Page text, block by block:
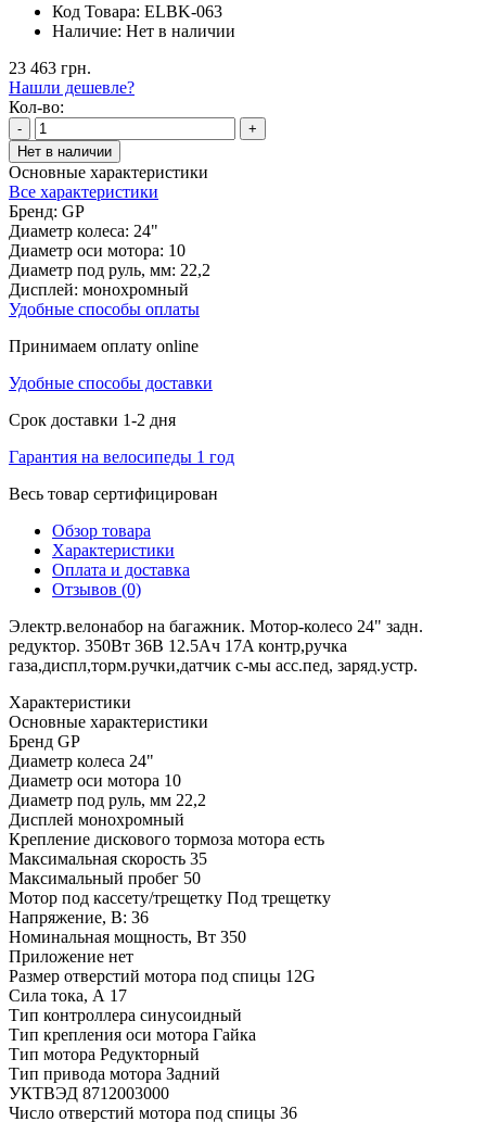
Код Товара: ELBK-063
Наличие: Нет в наличии
23 463 грн.
Нашли дешевле?
Кол-во:
-
+
Нет в наличии
Основные характеристики
Все характеристики
Бренд: GP
Диаметр колеса: 24"
Диаметр оси мотора: 10
Диаметр под руль, мм: 22,2
Дисплей: монохромный
Удобные способы оплаты
Принимаем оплату online
Удобные способы доставки
Срок доставки 1-2 дня
Гарантия на велосипеды 1 год
Весь товар сертифицирован
Обзор товара
Характеристики
Оплата и доставка
Отзывов (0)
Электр.велонабор на багажник. Мотор-колесо 24" задн.
редуктор. 350Вт 36В 12.5Ач 17A контр,ручка
газа,диспл,торм.ручки,датчик с-мы асс.пед, заряд.устр.
Характеристики
Основные характеристики
Бренд GP
Диаметр колеса 24"
Диаметр оси мотора 10
Диаметр под руль, мм 22,2
Дисплей монохромный
Крепление дискового тормоза мотора есть
Максимальная скорость 35
Максимальный пробег 50
Мотор под кассету/трещетку Под трещетку
Напряжение, В: 36
Номинальная мощность, Вт 350
Приложение нет
Размер отверстий мотора под спицы 12G
Сила тока, А 17
Тип контроллера синусоидный
Тип крепления оси мотора Гайка
Тип мотора Редукторный
Тип привода мотора Задний
УКТВЭД 8712003000
Число отверстий мотора под спицы 36